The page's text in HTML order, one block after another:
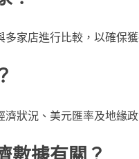
家店進行比較，以確保
狀況、美元匯率及地緣政